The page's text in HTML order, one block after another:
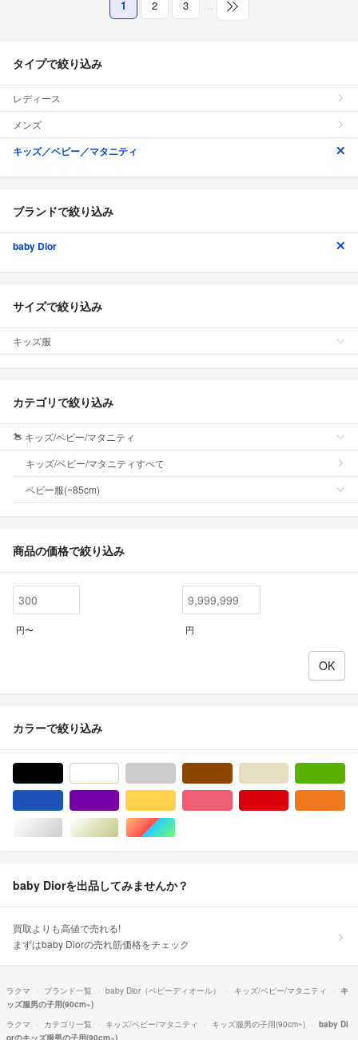
1 2 3 …
タイプで絞り込み
レディース
メンズ
キッズ／ベビー／マタニティ
ブランドで絞り込み
baby Dior
サイズで絞り込み
キッズ服
カテゴリで絞り込み
キッズ/ベビー/マタニティ
キッズ/ベビー/マタニティすべて
ベビー服(~85cm)
商品の価格で絞り込み
円〜 円
カラーで絞り込み
シルバー/銀色系ゴールド/金色系マルチカラー
baby Diorを出品してみませんか？
買取よりも高値で売れる!
まずはbaby Diorの売れ筋価格をチェック
ラクマ ブランド一覧 baby Dior（ベビーディオール） キッズ/ベビー/マタニティ
キ
ッズ服男の子用(90cm~)
ラクマ
カテゴリ一覧 キッズ/ベビー/マタニティ キッズ服男の子用(90cm~)
baby Di